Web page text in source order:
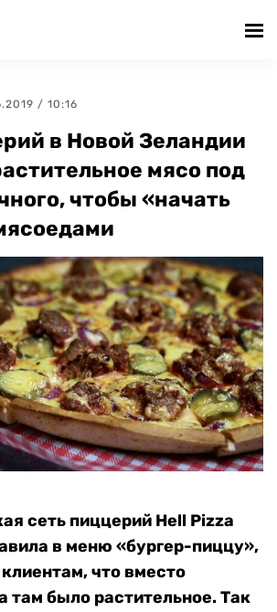
/ 10:16
в Новой Зеландии
мясо под
чтобы «начать
сеть пиццерий Hell Pizza
в меню «бургер-пиццу»,
что вместо
там было растительное. Так